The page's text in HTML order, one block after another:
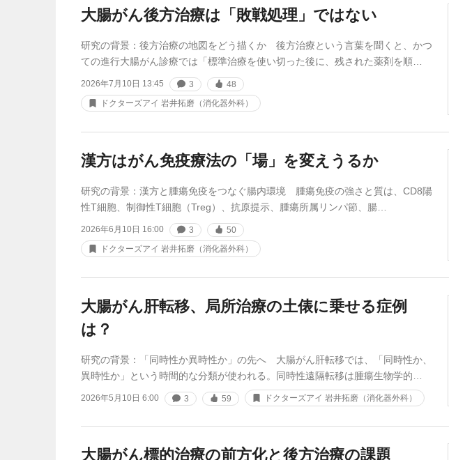
大腸がん後方治療は「敗戦処理」ではない
研究の背景：後方治療の地図をどう描くか 後方治療という言葉を聞くと、かつ
ての進行大腸がん診療では「標準治療を使い切った後に、残された薬剤を順…
2026年7月10日 13:45 3
48
ドクターズアイ 岩井拓磨（消化器外科）
漢方はがん免疫療法の「場」を変えうるか
研究の背景：漢方と腫瘍免疫をつなぐ腸内環境 腫瘍免疫の強さと質は、CD8陽
性T細胞、制御性T細胞（Treg）、抗原提示、腫瘍所属リンパ節、腸…
2026年6月10日 16:00 3
50
ドクターズアイ 岩井拓磨（消化器外科）
大腸がん肝転移、局所治療の土俵に乗せる症例
は？
研究の背景：「同時性か異時性か」の先へ 大腸がん肝転移では、「同時性か、
異時性か」という時間的な分類が使われる。同時性遠隔転移は腫瘍生物学的…
2026年5月10日 6:00 3 59 ドクターズアイ 岩井拓磨（消化器外科）
大腸がん標的治療の前方化と後方治療の課題